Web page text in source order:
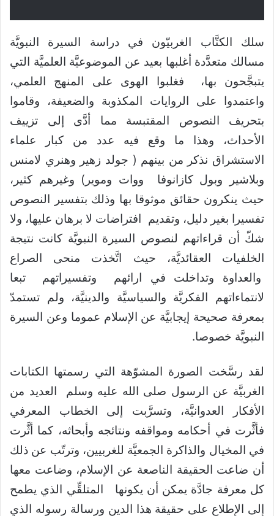
سلك الكتَّاب الغربيّون في دراسة السيرة النبويَّة
مسالك متعدَّدة أغلبها بعيد عن الموضوعيَّة العلميَّة التي
يتبجَّحون بها، فغلبوا الهوى على المنهج العلمي،
واعتمدوا على الروايات المكذوبة والضعيفة، وقاموا
بتحريف النصوص المقتبسة مما أدَّى إلى تزييف
الأحداث، وهذا ما وقع فيه عدد من كبار علماء
الاستشراق نذكر من بينهم ( جولد زهير وهنري لامنس
وبلاشير وبول كازانوفا ووات وموير) وغيرهم كثير،
حيث ينكرون حقائق موثوقا بها وذلك بتفسير النصوص
تفسيرا بغير دليل، وتقديم افتراضات لا برهان عليها، ولا
شكّ أن قراءاتهم لنصوص السيرة النبويَّة كانت نتيجة
الخلفيات العقائديَّة، حيث اتَّخذت منحى الصراع
والعداوة وتداخلت في ارائهم وتفسيراتهم تبعا
لانتماءاتهم الفكريَّة والسياسيَّة والدينيَّة، ولم تستمدّ
بمعرفة صحيحة إيجابيَّة عن الإسلام عموما وعن السيرة
النبويَّة خصوصا.
لقد رسَّخت الصورة المشوّهة التي رسمتها الكتابات
الغربيَّة عن الرسول صلى الله عليه وسلم العديد من
الأفكار العدوانيَّة، وتسرَّبت إلى الخطاب المعرفي
فأثَّرت في أحكامه ومواقفه ونتائجه وأبحاثه، كما أثَّرت
في المخيال والذاكرة الجمعيَّة للغربيين، وترتّب عن ذلك
أن ضاعت الحقيقة الناصعة عن الإسلام، وضاعت معها
كل معرفة جادَّة يمكن أن يكونها المتلقِّي الذي يطمح
إلى الإطلاع على حقيقة هذا الدين ورسالة رسوله الذي